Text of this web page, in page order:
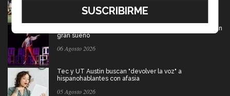
06 Agosto 2026
De PrepaTec Qro al mundo: el escenario donde nació un
gran sueño
06 Agosto 2026
Tec y UT Austin buscan "devolver la voz" a
hispanohablantes con afasia
05 Agosto 2026